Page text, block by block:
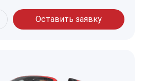
Оставить заявку